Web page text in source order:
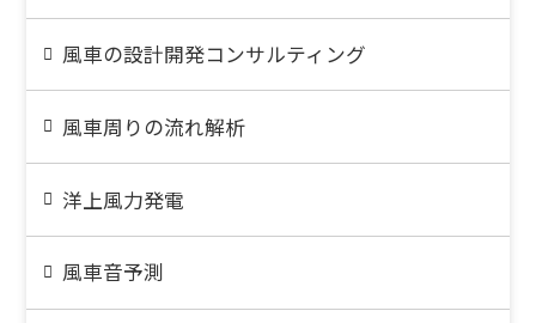
風車の設計開発コンサルティング
風車周りの流れ解析
洋上風力発電
風車音予測